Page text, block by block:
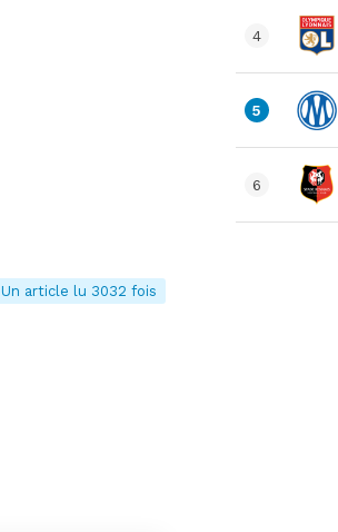
Un article lu 3032 fois
4
5
6